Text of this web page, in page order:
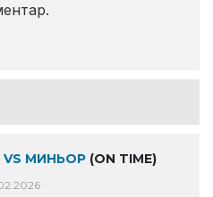
VS МИНЬОР (ON TIME)